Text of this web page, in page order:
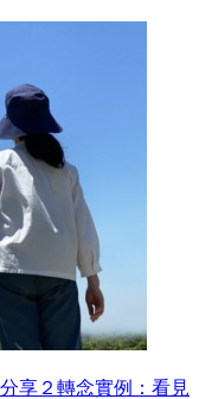
享２轉念實例：看見